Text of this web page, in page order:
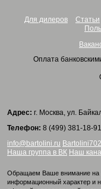
Для дилеров Статьи
Оплата
Адрес: г. Москва, ул.
Телефон: 8 (499) 381-18-
info@bartolini.ru Bartolini702
Наша группа в ВК Наш
Обращаем Ваше внимание на
информационный характер и